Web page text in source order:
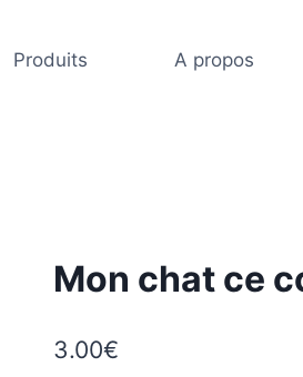
Produits A propos
Mon chat ce
3.00€